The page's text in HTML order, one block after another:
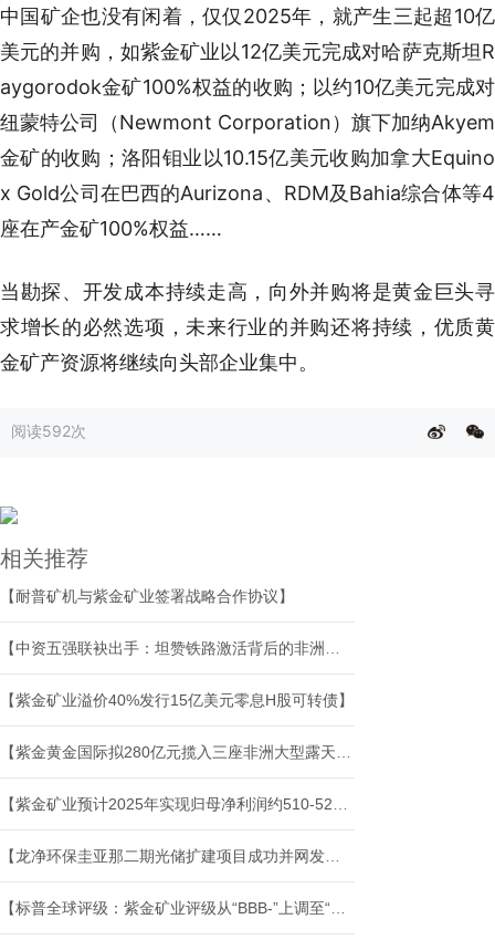
中国矿企也没有闲着，仅仅2025年，就产生三起超10亿
美元的并购，如紫金矿业以12亿美元完成对哈萨克斯坦R
aygorodok金矿100%权益的收购；以约10亿美元完成对
纽蒙特公司（Newmont Corporation）旗下加纳Akyem
金矿的收购；洛阳钼业以10.15亿美元收购加拿大Equino
x Gold公司在巴西的Aurizona、RDM及Bahia综合体等4
座在产金矿100%权益……
当勘探、开发成本持续走高，向外并购将是黄金巨头寻
求增长的必然选项，未来行业的并购还将持续，优质黄
金矿产资源将继续向头部企业集中。
阅读592次
相关推荐
【耐普矿机与紫金矿业签署战略合作协议】
【紫金矿业溢价40%发行15亿美元零息H股可转债】